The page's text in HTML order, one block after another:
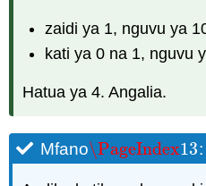
zaidi ya 1, nguvu ya
kati ya 0 na 1, nguvu
Hatua ya 4. Angalia.
Mfano\PageIndex13
\PageIndex13: